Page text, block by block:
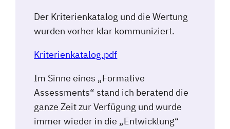
Der Kriterienkatalog und die Wertung
wurden vorher klar kommuniziert.
Kriterienkatalog.pdf
Im Sinne eines „Formative
Assessments“ stand ich beratend die
ganze Zeit zur Verfügung und wurde
immer wieder in die „Entwicklung“